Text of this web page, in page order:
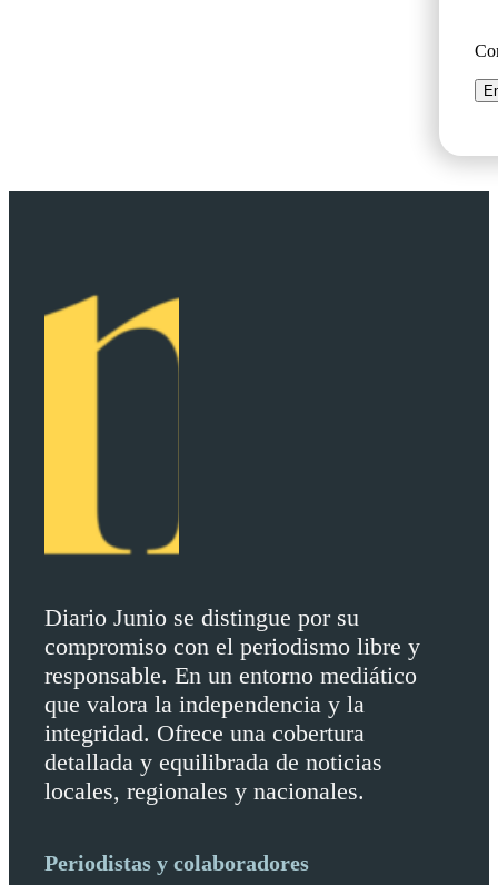
Diario Junio se distingue por su
compromiso con el periodismo libre y
responsable. En un entorno mediático
que valora la independencia y la
integridad. Ofrece una cobertura
detallada y equilibrada de noticias
locales, regionales y nacionales.
Periodistas y colaboradores